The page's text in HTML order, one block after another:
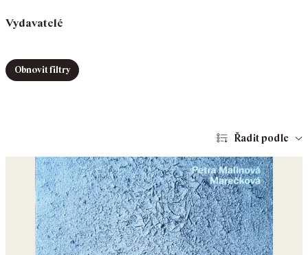
Vydavatelé
Obnovit filtry
Řadit podle